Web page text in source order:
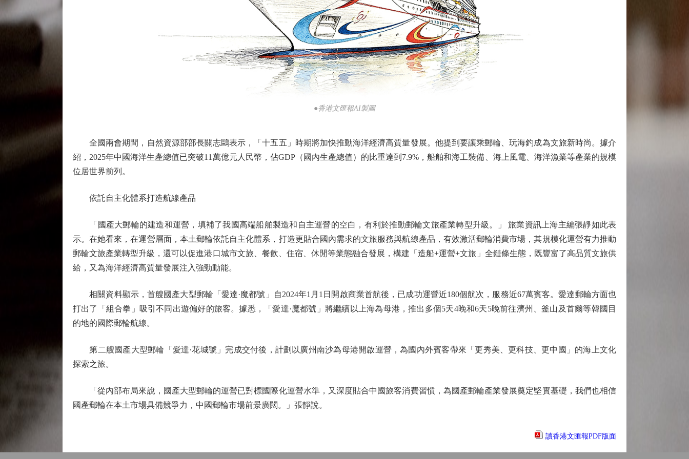
●香港文匯報AI製圖
全國兩會期間，自然資源部部長關志鷗表示，「十五五」時期將加快推動海洋經濟高質量發展。他提到要讓乘郵輪、玩海釣成為文旅新時尚。據介
紹，2025年中國海洋生產總值已突破11萬億元人民幣，佔GDP（國內生產總值）的比重達到7.9%，船舶和海工裝備、海上風電、海洋漁業等產業的規模
位居世界前列。
依託自主化體系打造航線產品
「國產大郵輪的建造和運營，填補了我國高端船舶製造和自主運營的空白，有利於推動郵輪文旅產業轉型升級。」 旅業資訊上海主編張靜如此表
示。在她看來，在運營層面，本土郵輪依託自主化體系，打造更貼合國內需求的文旅服務與航線產品，有效激活郵輪消費市場，其規模化運營有力推動
郵輪文旅產業轉型升級，還可以促進港口城市文旅、餐飲、住宿、休閒等業態融合發展，構建「造船+運營+文旅」全鏈條生態，既豐富了高品質文旅供
給，又為海洋經濟高質量發展注入強勁動能。
相關資料顯示，首艘國產大型郵輪「愛達·魔都號」自2024年1月1日開啟商業首航後，已成功運營近180個航次，服務近67萬賓客。愛達郵輪方面也
打出了「組合拳」吸引不同出遊偏好的旅客。據悉，「愛達·魔都號」將繼續以上海為母港，推出多個5天4晚和6天5晚前往濟州、釜山及首爾等韓國目
的地的國際郵輪航線。
第二艘國產大型郵輪「愛達·花城號」完成交付後，計劃以廣州南沙為母港開啟運營，為國內外賓客帶來「更秀美、更科技、更中國」的海上文化
探索之旅。
「從內部布局來說，國產大型郵輪的運營已對標國際化運營水準，又深度貼合中國旅客消費習慣，為國產郵輪產業發展奠定堅實基礎，我們也相信
國產郵輪在本土市場具備競爭力，中國郵輪市場前景廣闊。」張靜說。
讀香港文匯報PDF版面